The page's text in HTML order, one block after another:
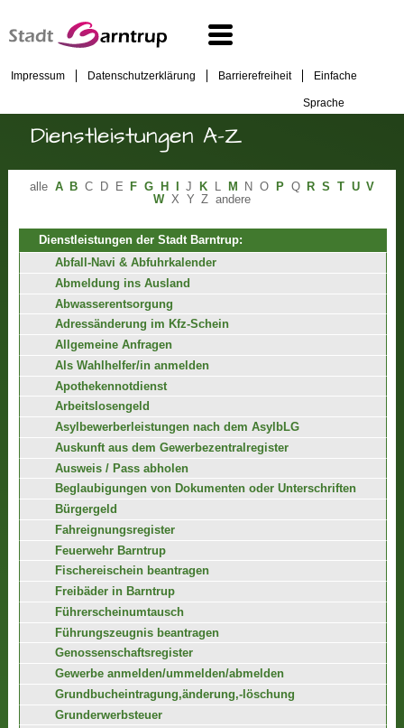
Impressum Datenschutzerklärung Barrierefreiheit Einfache
Sprache
Dienstleistungen A-Z
alle A B C D E F G H J K L M N O P Q R S T U V
W X Y Z andere
Dienstleistungen der Stadt Barntrup:
Abfall-Navi & Abfuhrkalender
Abmeldung ins Ausland
Abwasserentsorgung
Adressänderung im Kfz-Schein
Allgemeine Anfragen
Als Wahlhelfer/in anmelden
Apothekennotdienst
Arbeitslosengeld
Asylbewerberleistungen nach dem AsylbLG
Auskunft aus dem Gewerbezentralregister
Ausweis / Pass abholen
Beglaubigungen von Dokumenten oder Unterschriften
Bürgergeld
Fahreignungsregister
Feuerwehr Barntrup
Fischereischein beantragen
Freibäder in Barntrup
Führerscheinumtausch
Führungszeugnis beantragen
Genossenschaftsregister
Gewerbe anmelden/ummelden/abmelden
Grundbucheintragung,änderung,-löschung
Grunderwerbsteuer